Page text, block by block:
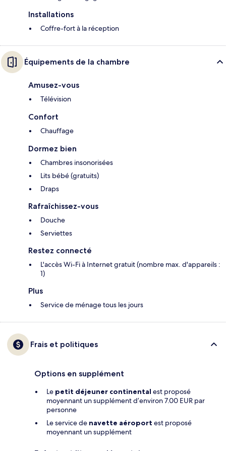
Installations
Coffre-fort à la réception
Équipements de la chambre
Amusez-vous
Télévision
Confort
Chauffage
Dormez bien
Chambres insonorisées
Lits bébé (gratuits)
Draps
Rafraîchissez-vous
Douche
Serviettes
Restez connecté
L'accès Wi-Fi à Internet gratuit (nombre max. d'appareils :
1)
Plus
Service de ménage tous les jours
Frais et politiques
Options en supplément
Le petit déjeuner continental est proposé
moyennant un supplément d’environ 7.00 EUR par
personne
Le service de navette aéroport est proposé
moyennant un supplément